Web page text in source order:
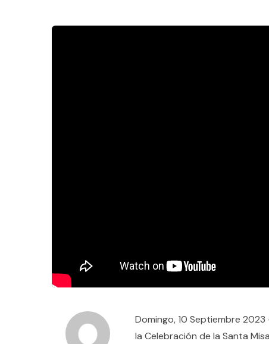
Domingo, 10 Septiembre
la Celebración de la Santa